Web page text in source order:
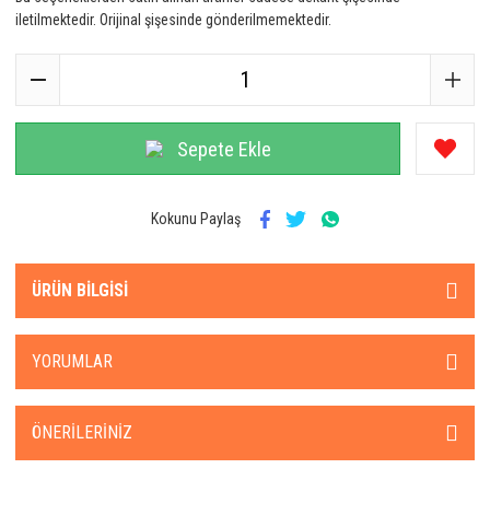
iletilmektedir. Orijinal şişesinde gönderilmemektedir.
Sepete Ekle
Kokunu Paylaş
ÜRÜN BILGISI
YORUMLAR
ÖNERILERINIZ